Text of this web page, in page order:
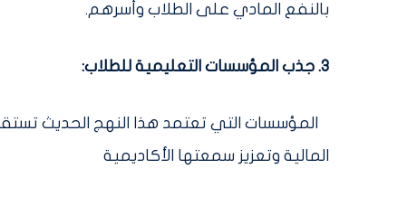
بالنفع المادي على الطلاب وأسرهم.
3. جذب المؤسسات التعليمية للطلاب:
المؤسسات التي تعتمد هذا النهج الحديث
المالية وتعزيز سمعتها الأكاديمية